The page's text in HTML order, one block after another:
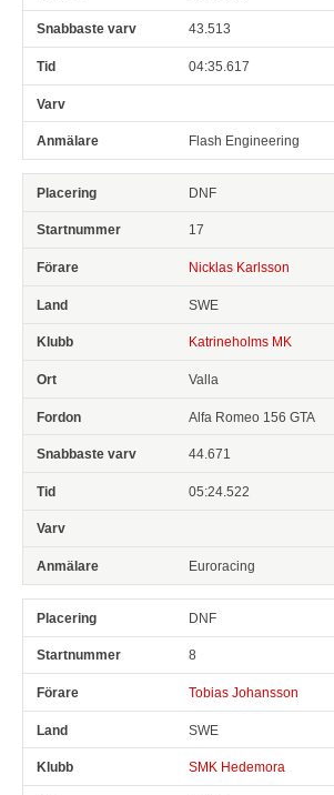
43.513
04:35.617
Flash Engineering
DNF
17
Nicklas Karlsson
SWE
Katrineholms MK
Valla
Alfa Romeo 156 GTA
44.671
05:24.522
Euroracing
DNF
8
Tobias Johansson
SWE
SMK Hedemora